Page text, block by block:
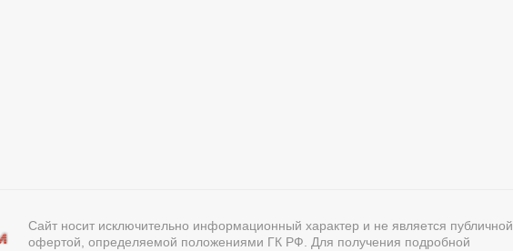
Сайт носит исключительно информационный характер и не является публичной
офертой, определяемой положениями ГК РФ. Для получения подробной